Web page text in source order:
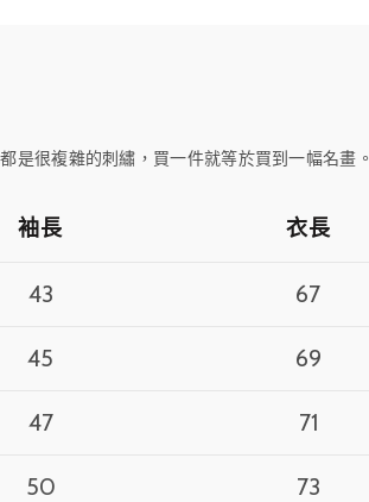
是很複雜的刺繡，買一件就等於買到一幅名畫。
袖長 衣長
43 67
45 69
47 71
50 73